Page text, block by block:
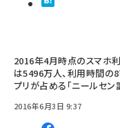
2016年4月時点のスマホ
は5496万人、利用時間の
プリが占める「ニールセン
2016年6月3日 9:37